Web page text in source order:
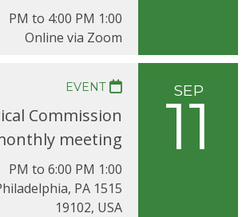
1:00 PM to 4:00 PM
Online via Zoom
SEP
11
Commission
monthly meeting
1:00 PM to 6:00 PM
St, Philadelphia, PA
19102, USA